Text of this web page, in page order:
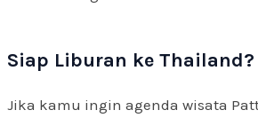
Siap Liburan ke Thailand?
Jika kamu ingin agenda wisata